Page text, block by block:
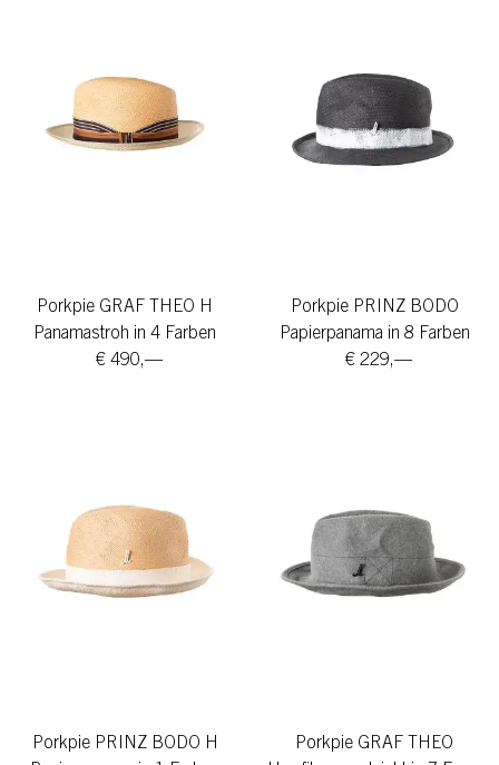
Porkpie GRAF THEO H
Panamastroh in 4 Farben
€ 490,—
Porkpie PRINZ BODO
Papierpanama in 8 Farben
€ 229,—
Porkpie PRINZ BODO H
Porkpie GRAF THEO